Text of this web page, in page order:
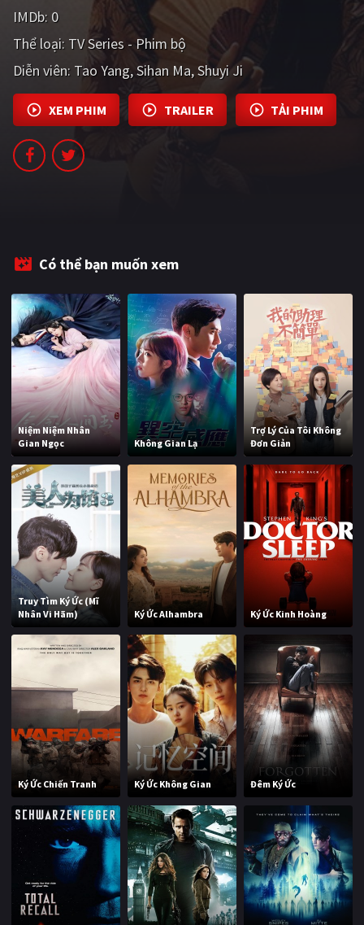
Âu - Mỹ Trung Quốc - Hồng Kông
Hàn Quốc Nhật Bản
Ấn Độ Việt Nam
Tổng hợp
PHIM CHIẾU RẠP
TUYỂN TẬP PHIM
BLOG
IMDb: 0
Thể loại: TV Series - Phim bộ
Diễn viên: Tao Yang Sihan Ma Shuyi Ji
XEM PHIM TRAILER TẢI PHIM
Có thể bạn muốn xem
Niệm Niệm Nhân
Gian Ngọc
Không Gian Lạ
Trợ Lý Của Tôi Không
Đơn Giản
Truy Tìm Ký Ức (Mĩ
Nhân Vi Hãm)
Ký Ức Alhambra Ký Ức Kinh Hoàng
Ký Ức Chiến Tranh Ký Ức Không Gian Đêm Ký Ức